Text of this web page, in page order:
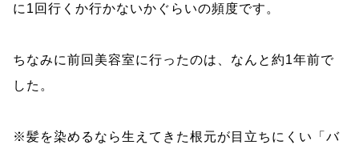
に1回行くか行かないかぐらいの頻度です。
ちなみに前回美容室に行ったのは、なんと約1年前で
した。
※髪を染めるなら生えてきた根元が目立ちにくい「バ